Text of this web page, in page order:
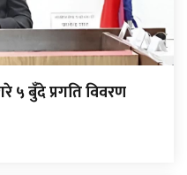
५ बुँदे प्रगति विवरण